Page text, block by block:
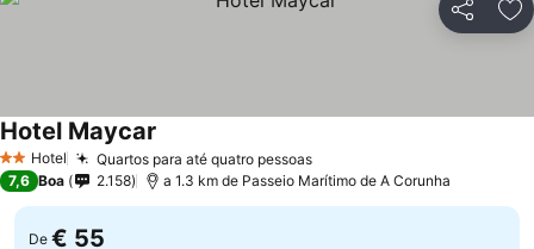
Partilhar
2 Estrelas
Hotel Quartos para até quatro pessoas
Hotel Maycar
7,6 Boa 2.158 a 1.3 km de Passeio Marítimo de A Corunha
De € 55